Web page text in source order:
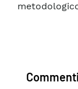
Commenti